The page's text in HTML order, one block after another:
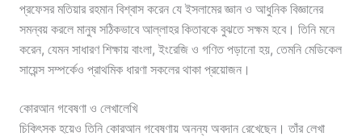
প্রফেসর মতিয়ার রহমান বিশ্বাস করেন যে ইসলামের জ্ঞান ও আধুনিক বিজ্ঞানের
সমন্বয় করলে মানুষ সঠিকভাবে আল্লাহর কিতাবকে বুঝতে সক্ষম হবে। তিনি মনে
করেন, যেমন সাধারণ শিক্ষায় বাংলা, ইংরেজি ও গণিত পড়ানো হয়, তেমনি মেডিকেল
সায়েন্স সম্পর্কেও প্রাথমিক ধারণা সকলের থাকা প্রয়োজন।
কোরআন গবেষণা ও লেখালেখি
চিকিৎসক হয়েও তিনি কোরআন গবেষণায় অনন্য অবদান রেখেছেন। তাঁর লেখা